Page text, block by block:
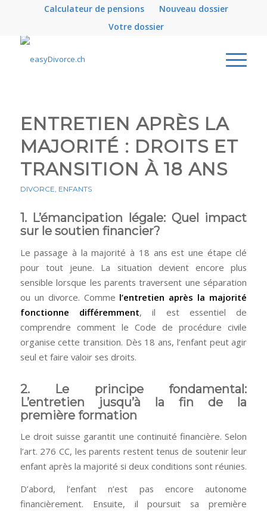
Calculateur de pensions
Nouveau dossier
Votre dossier
ENTRETIEN APRÈS LA
MAJORITÉ : DROITS ET
TRANSITION À 18 ANS
DIVORCE, ENFANTS
1. L’émancipation légale: Quel impact
sur le soutien financier?
Le passage à la majorité à 18 ans est une étape clé
pour tout jeune. La situation devient encore plus
sensible lorsque les parents traversent une séparation
ou un divorce. Comme l’entretien après la majorité
fonctionne différemment, il est essentiel de
comprendre comment le Code de procédure civile
organise cette transition. Dès 18 ans, l’enfant peut agir
seul et faire valoir ses droits.
2. Le principe fondamental:
L’entretien jusqu’à la fin de la
première formation
Le droit suisse garantit une continuité financière. Selon
l’art. 276 CC, les parents restent tenus de soutenir leur
enfant après la majorité si deux conditions sont réunies.
D’abord, l’enfant n’est pas encore autonome
financièrement. Ensuite, il poursuit sa première